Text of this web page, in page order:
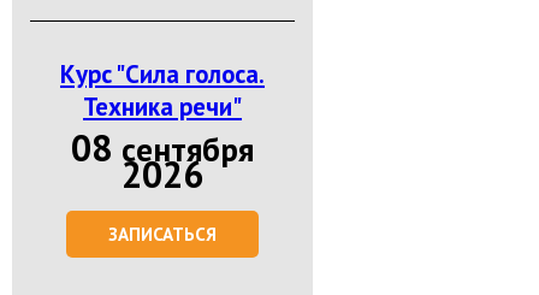
Курс "Сила голоса.
Техника речи"
08 сентября
2026
ЗАПИСАТЬСЯ